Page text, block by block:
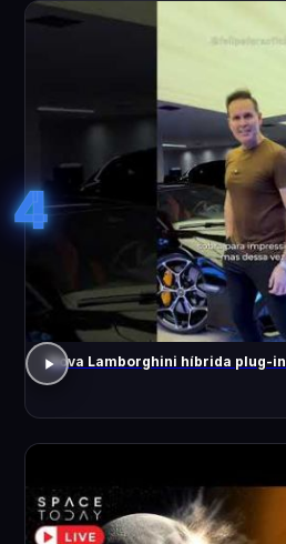
4
Nova Lamborghini híbrida plug-in